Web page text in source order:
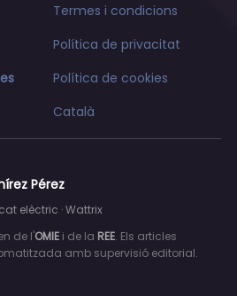
Termes i condicions
Política de privacitat
Política de cookies
Català
Pérez
elèctric · Wattrix
de l'OMIEi de la REE. Els articles
amb supervisió editorial.